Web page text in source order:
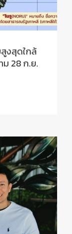
สูงสุดใกล้
ม 28 ก.ย.